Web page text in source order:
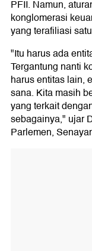
PFII. Namun,
konglomerasi
yang terafiliasi
"Itu harus ada
Tergantung nanti
harus entitas lain,
sana. Kita masih
yang terkait
sebagainya," ujar
Parlemen,